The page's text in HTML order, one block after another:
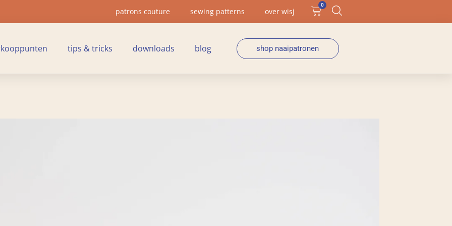
patrons couture sewing patterns over wisj
0
tips & tricks downloads blog shop naaipatronen